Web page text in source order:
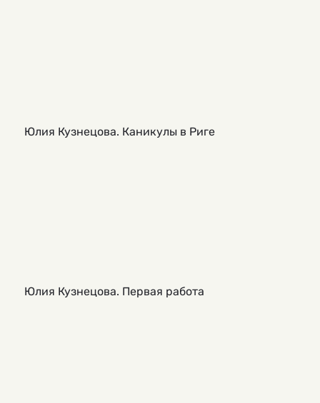
Юлия Кузнецова. Каникулы в Риге
Юлия Кузнецова. Первая работа